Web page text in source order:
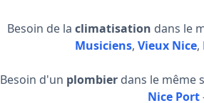
Besoin de la climatisation dans le
Musiciens, Vieux Nice,
Besoin d'un plombierdans le même
Nice Port